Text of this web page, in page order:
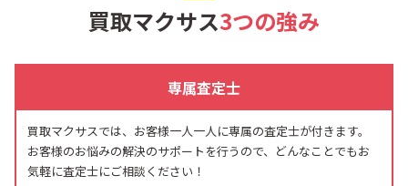
買取マクサス3つの強み
専属査定士
買取マクサスでは、お客様一人一人に専属の査定士が付きます。
お客様のお悩みの解決のサポートを行うので、どんなことでもお
気軽に査定士にご相談ください！